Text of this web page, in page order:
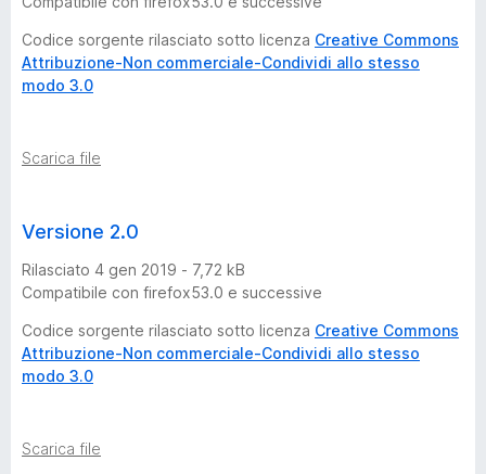
Codice sorgente rilasciato sotto licenza Creative Commons
Attribuzione-Non commerciale-Condividi allo stesso
modo 3.0
Scarica file
Versione 2.0
Rilasciato 4 gen 2019 - 7,72 kB
Compatibile con firefox53.0 e successive
Codice sorgente rilasciato sotto licenza Creative Commons
Attribuzione-Non commerciale-Condividi allo stesso
modo 3.0
Scarica file